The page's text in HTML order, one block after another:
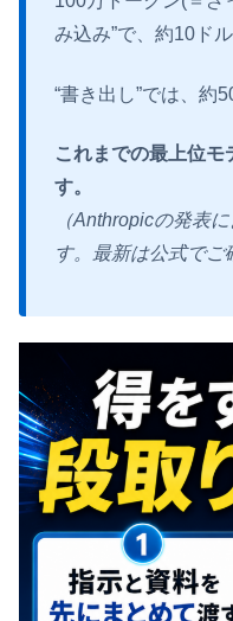
み込み”で、約10ドル
“書き出し”では、約
これまでの最上位
す。
（Anthropicの発表
す。最新は公式でご